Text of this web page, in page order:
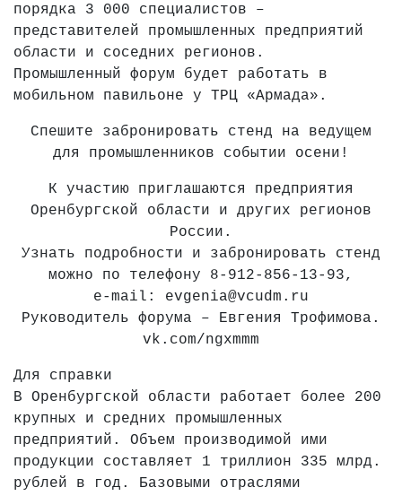
порядка 3 000 специалистов –
представителей промышленных предприятий
области и соседних регионов.
Промышленный форум будет работать в
мобильном павильоне у ТРЦ «Армада».
Спешите забронировать стенд на ведущем
для промышленников событии осени!
К участию приглашаются предприятия
Оренбургской области и других регионов
России.
Узнать подробности и забронировать стенд
можно по телефону 8-912-856-13-93,
e-mail: evgenia@vcudm.ru
Руководитель форума – Евгения Трофимова.
vk.com/ngxmmm
Для справки
В Оренбургской области работает более 200
крупных и средних промышленных
предприятий. Объем производимой ими
продукции составляет 1 триллион 335 млрд.
рублей в год. Базовыми отраслями